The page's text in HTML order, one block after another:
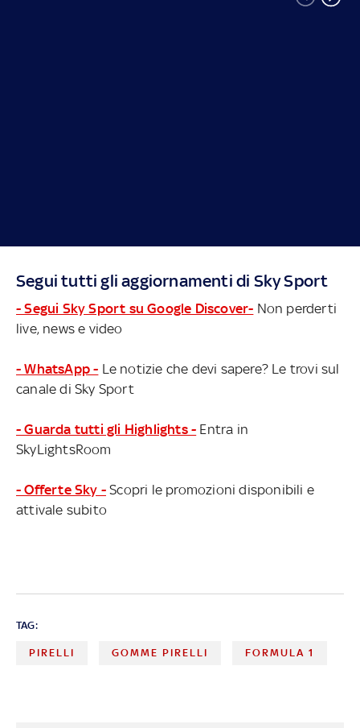
Segui tutti gli aggiornamenti di Sky Sport
- Segui Sky Sport su Google Discover- Non perderti
live, news e video
- WhatsApp - Le notizie che devi sapere? Le trovi sul
canale di Sky Sport
- Guarda tutti gli Highlights - Entra in
SkyLightsRoom
- Offerte Sky - Scopri le promozioni disponibili e
attivale subito
TAG:
PIRELLI GOMME PIRELLI FORMULA 1